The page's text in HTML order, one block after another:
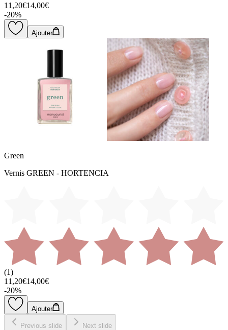
11,20€14,00€
-20%
Ajouter
Green
Vernis GREEN - HORTENCIA
(1)
11,20€14,00€
-20%
Ajouter
Previous slide Next slide